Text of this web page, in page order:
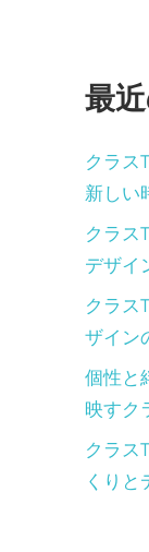
最
クラス
新しい
クラス
デザイ
クラス
ザイン
個性と
映すク
クラス
くり